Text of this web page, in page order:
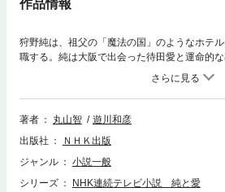
作品情報
狩野純は、祖父の「魔法の国」のようなホテ
職する。純は大阪で出会った待田愛と運命的な
な困難を乗り越えた末、結婚する。一本気な
立ちはだかるが、愛がそれを全身全霊で支え
に繰り広げられる愛情物語。平成24年度後期
イズ！
著者 丸山智
遊川和彦
出版社
ＮＨＫ出版
ジャンル
小説一般
シリーズ
NHK連続テレビ小説 純と愛